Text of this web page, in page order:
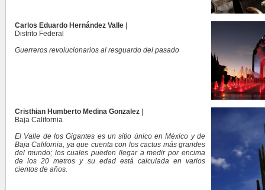
Carlos Eduardo Hernández Valle
Distrito Federal
Guerreros revolucionarios al resguardo del pasado
Cristhian Humberto Medina Gonzalez
Baja California
El Valle de los Gigantes es un sitio único en México y de
Baja California, ya que cuenta con los cactus más grandes
del mundo; los cuales pueden llegar a medir por encima
de los 20 metros y su edad está calculada en varios
cientos de años.